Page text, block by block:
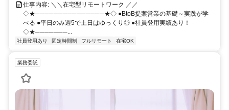
仕事内容: ＼＼在宅型リモートワーク ／／
◇★───────────────★◇ ●BtoB提案営業の基礎～実践が学
べる ●平日のみ週5で土日はゆっくり◎ ●社員登用実績あり！
◇★───────...
社員登用あり 固定時間制 フルリモート 在宅OK
業務委託